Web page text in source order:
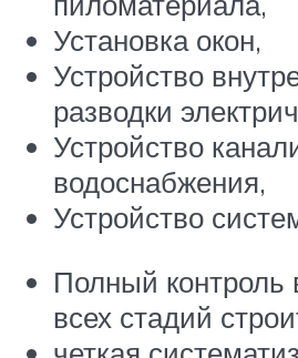
Установка окон,
Устройство
разводки
Устройство
водоснабжения,
Устройство
Полный контроль
всех стадий